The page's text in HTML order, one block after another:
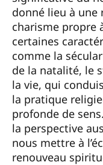
donné lieu à une
charisme propre
certaines
comme la
de la natalité, le
la vie, qui
la pratique
profonde de
la perspective
nous mettre à
renouveau